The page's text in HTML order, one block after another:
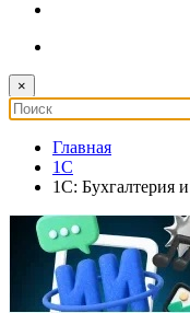
×
Главная
1С
1С: Бухгалтерия